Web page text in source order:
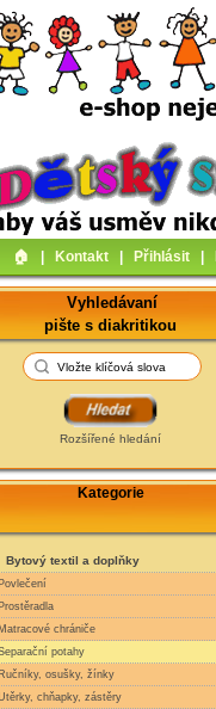
🏠︎ Kontakt Přihlásit
Vyhledávaní
pište s diakritikou
Rozšířené hledání
Kategorie
Bytový textil a doplňky
Povlečení
Prostěradla
Matracové chrániče
potahy
Ručníky, osušky, žínky
chňapky, zástěry